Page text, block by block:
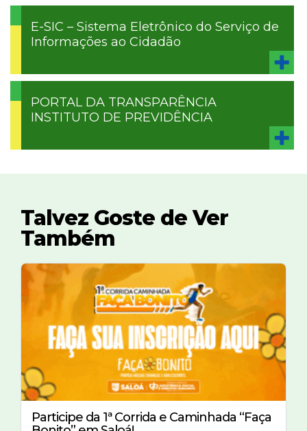
E-SIC – Sistema Eletrônico do Serviço de
Informações ao Cidadão
PORTAL DA TRANSPARÊNCIA
INSTITUTO DE PREVIDÊNCIA
Talvez Goste de Ver
Também
Participe da 1ª Corrida e Caminhada “Faça